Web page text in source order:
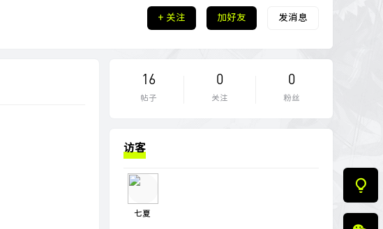
+ 关注 加好友 发消息
16
帖子
0
关注
0
粉丝
访客
七夏